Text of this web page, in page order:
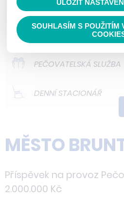
ODLEHČOVACÍ SLUŽBY
DOMOVY PRO OSOBY
POSTIŽENÍM
PEČOVATELSKÁ SLUŽBA
DENNÍ STACIONÁŘ
MĚSTO
Příspěvek na provoz
2.000.000 Kč
nedokážeme zjistit
prohlížené zboží apod.
ULOŽIT
SOUHLASÍM S POUŽITÍM